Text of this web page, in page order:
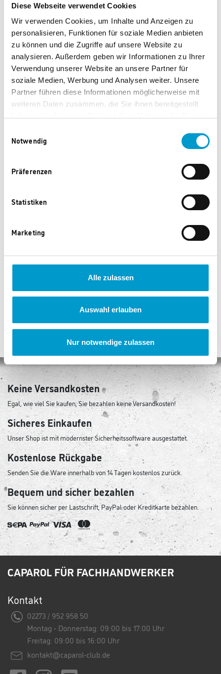
Diese Webseite verwendet Cookies
Wir verwenden Cookies, um Inhalte und Anzeigen zu
personalisieren, Funktionen für soziale Medien anbieten
zu können und die Zugriffe auf unsere Website zu
analysieren. Außerdem geben wir Informationen zu Ihrer
Verwendung unserer Website an unsere Partner für
soziale Medien, Werbung und Analysen weiter. Unsere
Partner führen diese Informationen möglicherweise mit
weiteren Daten zusammen, die Sie ihnen bereitgestellt
Notwendig
Präferenzen
Statistiken
Marketing
Alle zulassen
Auswahl erlauben
Nur notwendige zulassen
Verständnis
Lieferumfang Bricks: Modell + Anleitung
Diese Produkte könnten Ihnen auch
gefallen.
Car weiß
Keine Versandkosten
Egal, wie viel Sie kaufen, Sie bezahlen keine Versandkosten!
Sicheres Einkaufen
Unser Shop ist mit modernster Sicherheitssoftware ausgestattet.
Kostenlose Rückgabe
Senden Sie die Ware innerhalb von 14 Tagen kostenlos zurück.
Bequem und sicher bezahlen
Sie können sicher per Lastschrift, PayPal oder Kreditkarte bezahlen.
CAPAROL FÜR FACHHANDWERKER
Kontakt
02273 / 952 958 50
Montag - Donnerstag: 09:00 bis 17:00 Uhr
Freitag: 09:00 bis 16:00 Uhr
kontakt@caparol-club.de